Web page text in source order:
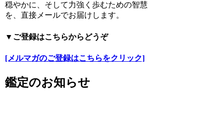
穏やかに、そして力強く歩むための智慧
を、直接メールでお届けします。
▼ご登録はこちらからどうぞ
[メルマガのご登録はこちらをクリック]
鑑定のお知らせ